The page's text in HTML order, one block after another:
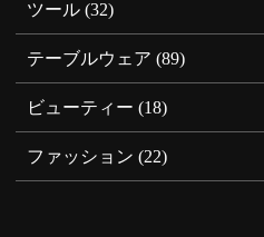
ツール (32)
テーブルウェア (89)
ビューティー (18)
ファッション (22)